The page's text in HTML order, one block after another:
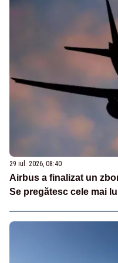
29 iul. 2026, 08:40
Airbus a finalizat un
Se pregătesc cele mai